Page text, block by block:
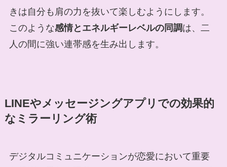
きは自分も肩の力を抜いて楽しむようにします。
このような感情とエネルギーレベルの同調は、二
人の間に強い連帯感を生み出します。
LINEやメッセージングアプリでの効果的
なミラーリング術
デジタルコミュニケーションが恋愛において重要